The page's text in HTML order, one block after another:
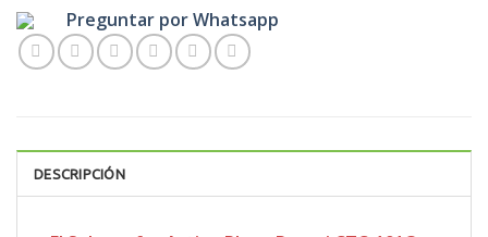
Preguntar por Whatsapp
DESCRIPCIÓN